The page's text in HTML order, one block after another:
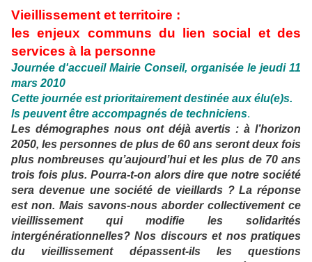
Vieillissement et territoire :
les enjeux communs du lien social et des
services à la personne
Journée d'accueil Mairie Conseil, organisée le jeudi 11
mars 2010
Cette journée est prioritairement destinée aux élu(e)s.
ls peuvent être accompagnés de techniciens.
Les démographes nous ont déjà avertis : à l’horizon
2050, les personnes de plus de 60 ans seront deux fois
plus nombreuses qu’aujourd’hui et les plus de 70 ans
trois fois plus. Pourra-t-on alors dire que notre société
sera devenue une société de vieillards ? La réponse
est non. Mais savons-nous aborder collectivement ce
vieillissement qui modifie les solidarités
intergénérationnelles? Nos discours et nos pratiques
du vieillissement dépassent-ils les questions